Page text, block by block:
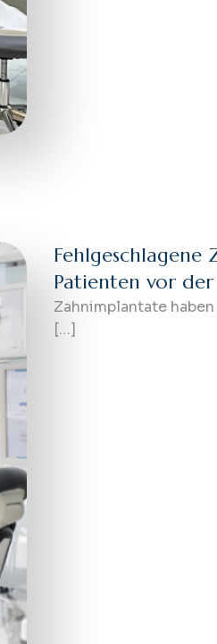
Fehlgeschlagene
Patienten vor
Zahnimplantate
[…]